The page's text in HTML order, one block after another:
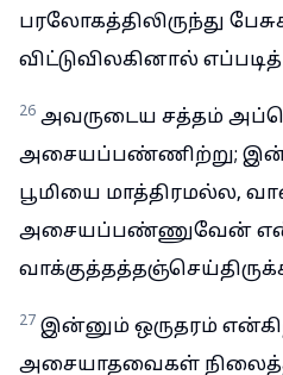
பரலோகத்திலிருந்து
விட்டுவிலகினால்
26 அவருடைய சத்தம்
அசையப்பண்ணிற்று;
பூமியை மாத்திரமல்ல,
அசையப்பண்ணுவேன்
27 இன்னும் ஒருதரம்
அசையாதவைகள்